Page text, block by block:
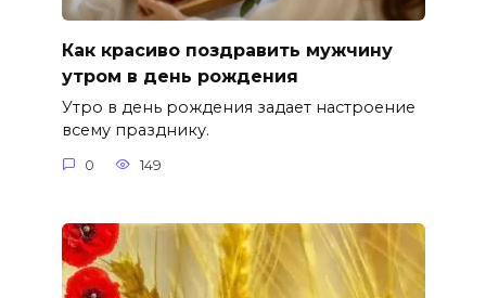
Как красиво поздравить мужчину
утром в день рождения
Утро в день рождения задает настроение
всему празднику.
0 149